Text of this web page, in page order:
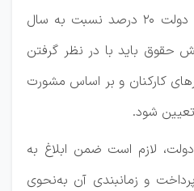
ضریب ریالی حقوق کارکنان دولت ۲۰ درصد نسبت به سال
حقوق باید با در نظر گرفتن
کارکنان و بر اساس مشورت
تعیین شود.
لازم است ضمن ابلاغ به
و زمانبندی آن به‌نحوی